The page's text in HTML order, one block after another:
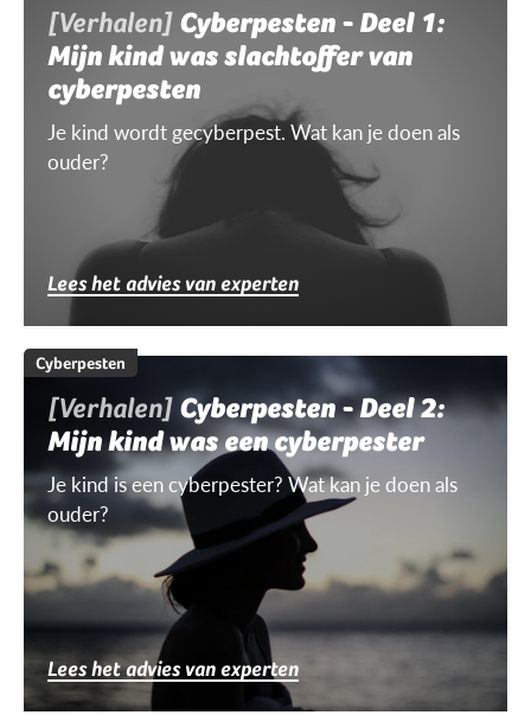
[Verhalen] Cyberpesten - Deel 1:
Mijn kind was slachtoffer van
cyberpesten
Je kind wordt gecyberpest. Wat kan je doen als
ouder?
Lees het advies van experten
Cyberpesten
[Verhalen] Cyberpesten - Deel 2:
Mijn kind was een cyberpester
Je kind is een cyberpester? Wat kan je doen als
ouder?
Lees het advies van experten